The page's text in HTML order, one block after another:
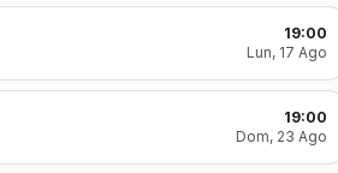
19:00
Lun, 17 Ago
19:00
Dom, 23 Ago